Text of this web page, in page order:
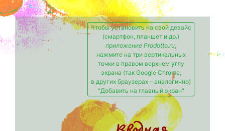
Чтобы установить на свой девайс
(смартфон, планшет и др.)
приложение Prodotto.ru,
нажмите на три вертикальных
точки в правом верхнем углу
экрана (так Google Chrome,
в других браузерах – аналогично)
"Добавить на главный экран"